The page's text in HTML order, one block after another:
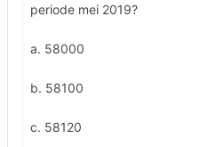
periode mei 2019?
a. 58000
b. 58100
c. 58120